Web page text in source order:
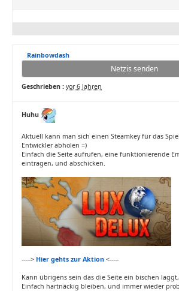
Rainbowdash
Netzis senden
Geschrieben : vor 6 Jahren
Huhu
Aktuell kann man sich einen Steamkey für das
Entwickler abholen =)
Einfach die Seite aufrufen, eine funktionierende
eintragen, und abschicken.
-----> Hier gehts zur Aktion <-----
Kann übrigens sein das die Seite ein bischen
Einfach hartnäckig bleiben, und immer wieder